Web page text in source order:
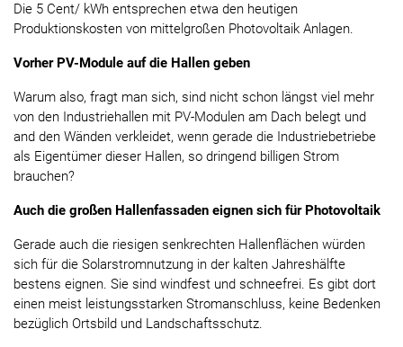
Die 5 Cent/ kWh entsprechen etwa den heutigen
Produktionskosten von mittelgroßen Photovoltaik Anlagen.
Vorher PV-Module auf die Hallen geben
Warum also, fragt man sich, sind nicht schon längst viel mehr
von den Industriehallen mit PV-Modulen am Dach belegt und
and den Wänden verkleidet, wenn gerade die Industriebetriebe
als Eigentümer dieser Hallen, so dringend billigen Strom
brauchen?
Auch die großen Hallenfassaden eignen sich für Photovoltaik
Gerade auch die riesigen senkrechten Hallenflächen würden
sich für die Solarstromnutzung in der kalten Jahreshälfte
bestens eignen. Sie sind windfest und schneefrei. Es gibt dort
einen meist leistungsstarken Stromanschluss, keine Bedenken
bezüglich Ortsbild und Landschaftsschutz.